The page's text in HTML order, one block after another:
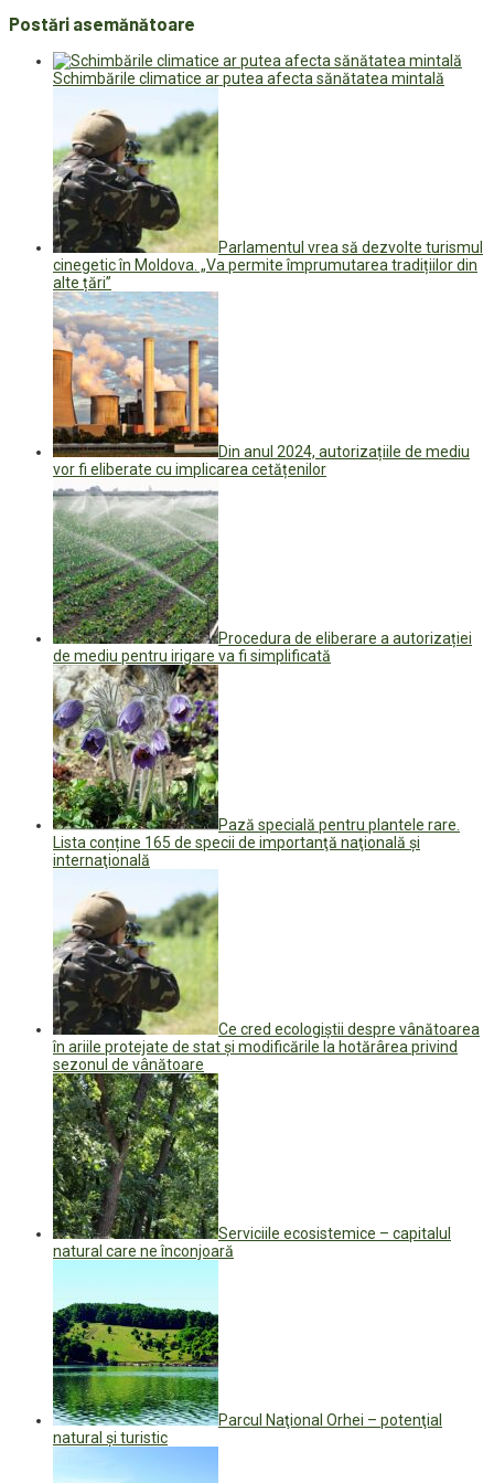
Postări asemănătoare
Schimbările climatice ar putea afecta sănătatea mintală
Parlamentul vrea să dezvolte turismul
cinegetic în Moldova. „Va permite împrumutarea tradițiilor din
alte țări”
Din anul 2024, autorizațiile de mediu
vor fi eliberate cu implicarea cetățenilor
Procedura de eliberare a autorizației
de mediu pentru irigare va fi simplificată
Pază specială pentru plantele rare.
Lista conține 165 de specii de importanţă naţională şi
internaţională
Ce cred ecologiștii despre vânătoarea
în ariile protejate de stat și modificările la hotărârea privind
sezonul de vânătoare
Serviciile ecosistemice – capitalul
natural care ne înconjoară
Parcul Naţional Orhei – potenţial
natural şi turistic